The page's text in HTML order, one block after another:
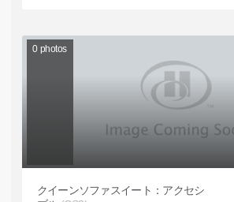
0 photos
クイーンソファスイート：アクセシ